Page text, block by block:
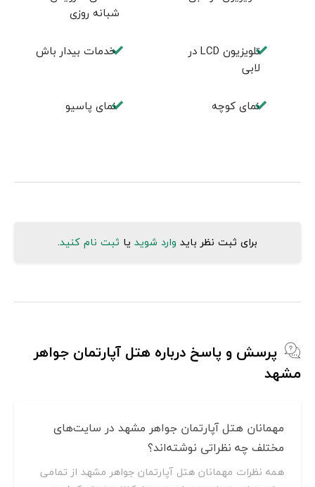
شبانه روزی
تلويزيون LCD در
لابی
خدمات بیدار باش
نمای کوچه نمای پاسیو
برای ثبت نظر باید وارد شوید یا ثبت نام کنید.
پرسش و پاسخ درباره هتل آپارتمان جواهر
مشهد
مهمانان هتل آپارتمان جواهر مشهد در سایت‌های
مختلف چه نظراتی نوشته‌اند؟
همه نظرات مهمانان هتل آپارتمان جواهر مشهد از تمامی